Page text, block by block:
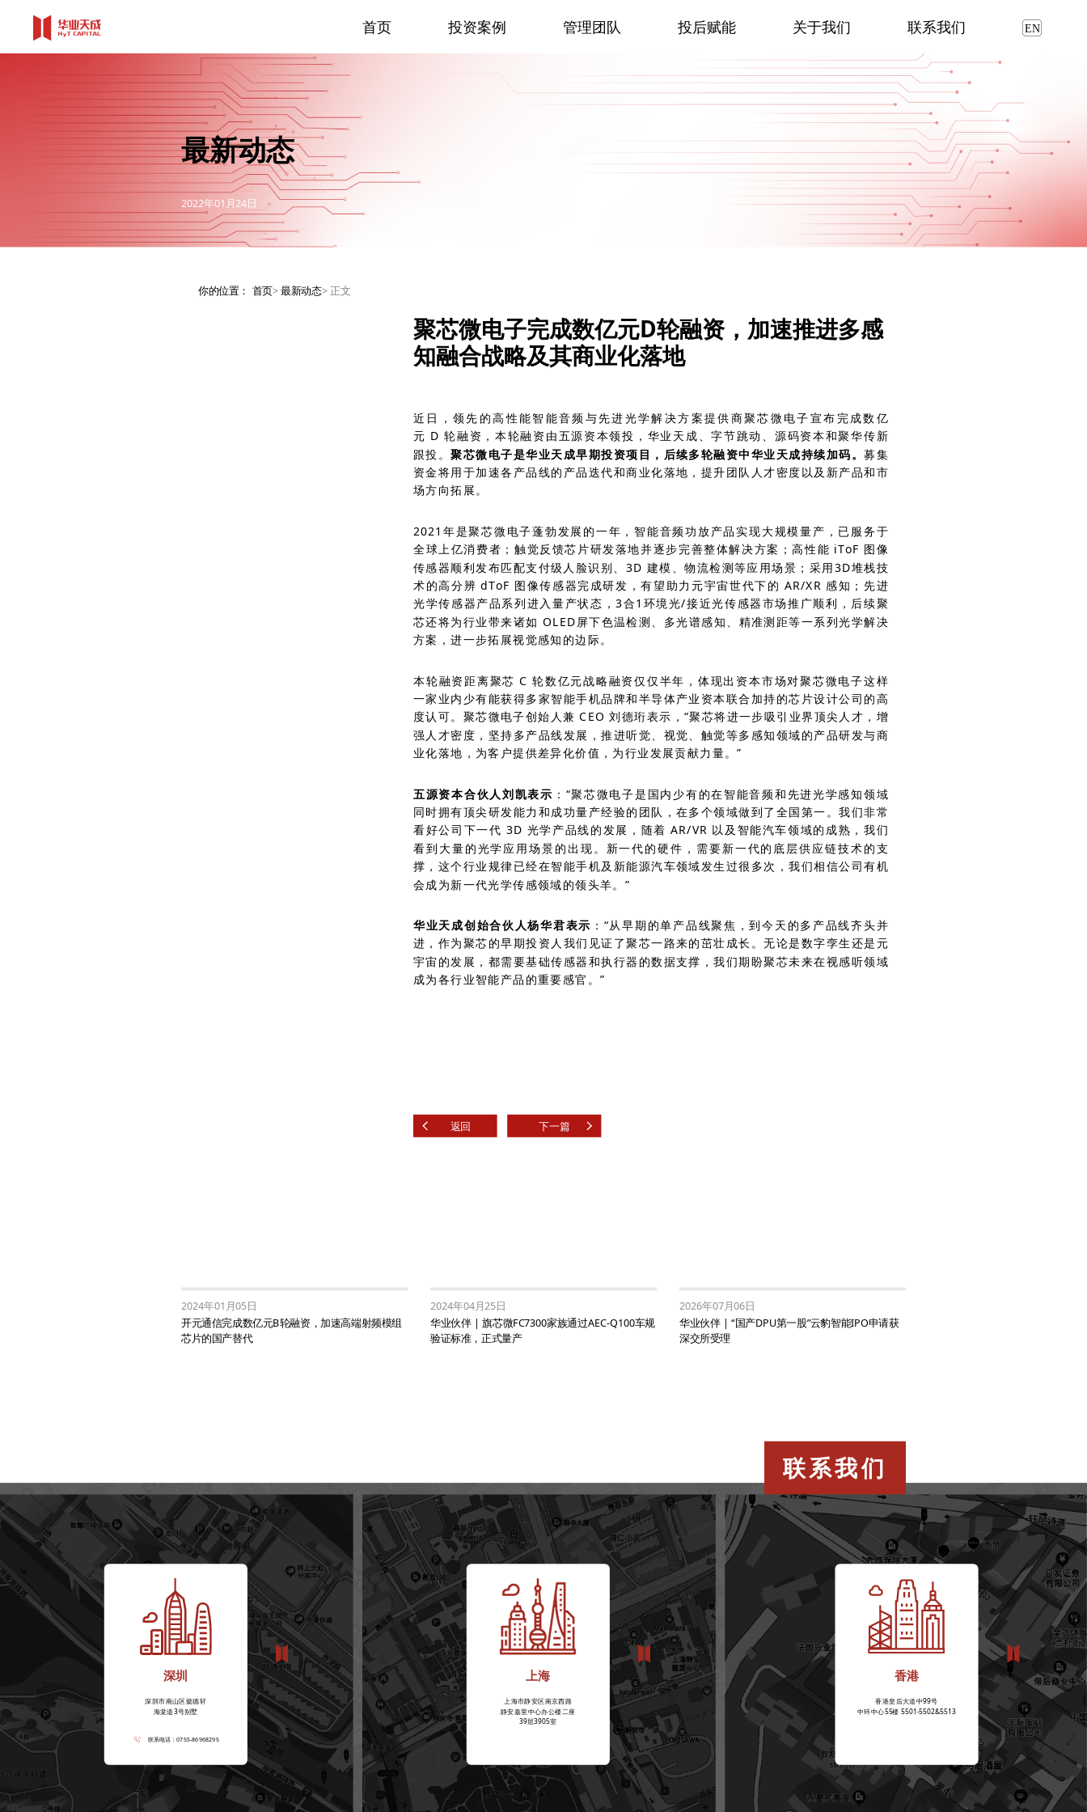
首页 投资案例 管理团队 投后赋能 关于我们 联系我们
最新动态
2022年01月24日
你的位置： 首页> 最新动态> 正文
聚芯微电子完成数亿元D轮融资，加速推进多感
知融合战略及其商业化落地
近日，领先的高性能智能音频与先进光学解决方案提供商聚芯微电子宣布完成数亿
元 D轮融资，本轮融资由五源资本领投，华业天成、字节跳动、源码资本和聚华传新
跟投。聚芯微电子是华业天成早期投资项目，后续多轮融资中华业天成持续加码。募集
资金将用于加速各产品线的产品迭代和商业化落地，提升团队人才密度以及新产品和市
场方向拓展。
2021 年是聚芯微电子蓬勃发展的一年，智能音频功放产品实现大规模量产，已服务于
全球上亿消费者；触觉反馈芯片研发落地并逐步完善整体解决方案；高性能 iToF 图像
传感器顺利发布匹配支付级人脸识别、 3D 建模、物流检测等应用场景；采用3D堆栈技
术的高分辨dToF 图像传感器完成研发，有望助力元宇宙世代下的 AR/XR感知；先进
光学传感器产品系列进入量产状态，3合1 环境光/接近光传感器市场推广顺利，后续聚
芯还将为行业带来诸如 OLED屏下色温检测、多光谱感知、精准测距等一系列光学解决
方案，进一步拓展视觉感知的边际。
本轮融资距离聚芯C 轮数亿元战略融资仅仅半年，体现出资本市场对聚芯微电子这样
一家业内少有能获得多家智能手机品牌和半导体产业资本联合加持的芯片设计公司的高
度认可。聚芯微电子创始人兼CEO刘德珩表示，“聚芯将进一步吸引业界顶尖人才，增
强人才密度，坚持多产品线发展，推进听觉、视觉、触觉等多感知领域的产品研发与商
业化落地，为客户提供差异化价值，为行业发展贡献力量。”
五源资本合伙人刘凯表示 ：“聚芯微电子是国内少有的在智能音频和先进光学感知领域
同时拥有顶尖研发能力和成功量产经验的团队，在多个领域做到了全国第一。我们非常
看好公司下一代 3D 光学产品线的发展，随着 AR/VR 以及智能汽车领域的成熟，我们
看到大量的光学应用场景的出现。新一代的硬件，需要新一代的底层供应链技术的支
撑，这个行业规律已经在智能手机及新能源汽车领域发生过很多次，我们相信公司有机
会成为新一代光学传感领域的领头羊。”
华业天成创始合伙人杨华君表示 ：“从早期的单产品线聚焦，到今天的多产品线齐头并
进，作为聚芯的早期投资人我们见证了聚芯一路来的茁壮成长。无论是数字孪生还是元
宇宙的发展，都需要基础传感器和执行器的数据支撑，我们期盼聚芯未来在视感听领域
成为各行业智能产品的重要感官。”
返回 下一篇
2024年01月05日
开元通信完成数亿元B轮融资，加速高端射频模组
芯片的国产替代
2024年04月25日
华业伙伴 | 旗芯微FC7300家族通过AEC-Q100车规
验证标准，正式量产
2026年07月06日
华业伙伴 | “国产DPU第一股”云豹智能IPO申请获
深交所受理
联系我们
深圳
深圳市南山区懿德轩
海棠道3号别墅
联系电话：0755-86968295
上海
上海市静安区南京西路
静安嘉里中心办公楼二座
39层3905室
香港
香港皇后大道中99号
中环中心55楼 5501-5502&5513